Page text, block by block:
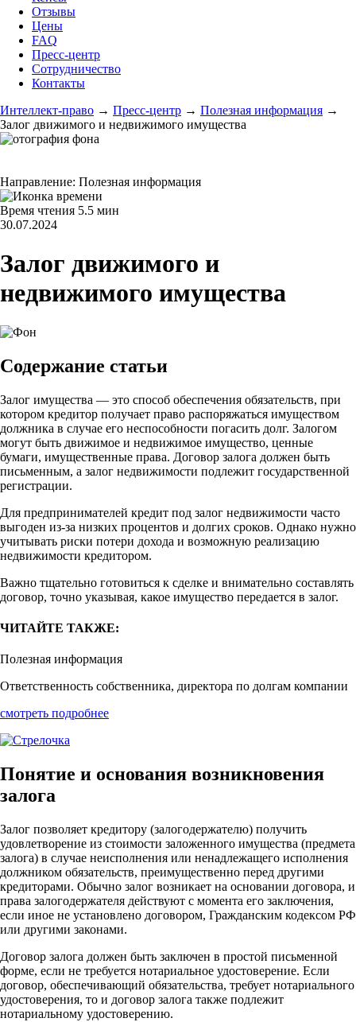
Отзывы
Цены
FAQ
Пресс-центр
Сотрудничество
Контакты
Интеллект-право → Пресс-центр → Полезная информация →
Залог движимого и недвижимого имущества
Направление: Полезная информация
Время чтения 5.5 мин
30.07.2024
Залог движимого и
недвижимого имущества
Содержание статьи
Залог имущества — это способ обеспечения обязательств, при
котором кредитор получает право распоряжаться имуществом
должника в случае его неспособности погасить долг. Залогом
могут быть движимое и недвижимое имущество, ценные
бумаги, имущественные права. Договор залога должен быть
письменным, а залог недвижимости подлежит государственной
регистрации.
Для предпринимателей кредит под залог недвижимости часто
выгоден из-за низких процентов и долгих сроков. Однако нужно
учитывать риски потери дохода и возможную реализацию
недвижимости кредитором.
Важно тщательно готовиться к сделке и внимательно составлять
договор, точно указывая, какое имущество передается в залог.
ЧИТАЙТЕ ТАКЖЕ:
Полезная информация
Ответственность собственника, директора по долгам компании
смотреть подробнее
Понятие и основания возникновения
залога
Залог позволяет кредитору (залогодержателю) получить
удовлетворение из стоимости заложенного имущества (предмета
залога) в случае неисполнения или ненадлежащего исполнения
должником обязательств, преимущественно перед другими
кредиторами. Обычно залог возникает на основании договора, и
права залогодержателя действуют с момента его заключения,
если иное не установлено договором, Гражданским кодексом РФ
или другими законами.
Договор залога должен быть заключен в простой письменной
форме, если не требуется нотариальное удостоверение. Если
договор, обеспечивающий обязательства, требует нотариального
удостоверения, то и договор залога также подлежит
нотариальному удостоверению.